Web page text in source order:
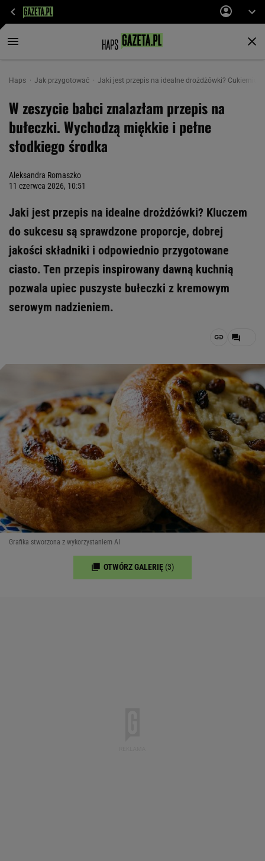
Haps Jak przygotować Jaki jest przepis na idealne drożdżówki?
W zeszycie babci znalazłam przepis na
bułeczki. Wychodzą miękkie i pełne
słodkiego środka
Aleksandra Romaszko
11 czerwca 2026, 10:51
Jaki jest przepis na idealne drożdżówki? Kluczem
do sukcesu są sprawdzone proporcje, dobrej
jakości składniki i odpowiednio przygotowane
ciasto. Ten przepis inspirowany dawną kuchnią
pozwala upiec puszyste bułeczki z kremowym
serowym nadzieniem.
Grafika stworzona z wykorzystaniem AI
OTWÓRZ GALERIĘ (3)